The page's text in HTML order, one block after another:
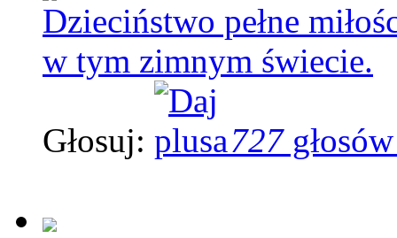
Dzieciństwo pełne
w tym zimnym świecie.
Głosuj: 727